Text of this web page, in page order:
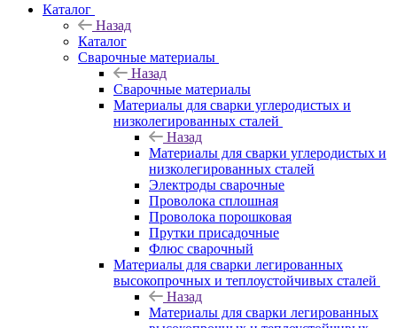
Каталог
Назад
Каталог
Сварочные материалы
Назад
Сварочные материалы
Материалы для сварки углеродистых и
низколегированных сталей
Назад
Материалы для сварки углеродистых и
низколегированных сталей
Электроды сварочные
Проволока сплошная
Проволока порошковая
Прутки присадочные
Флюс сварочный
Материалы для сварки легированных
высокопрочных и теплоустойчивых сталей
Назад
Материалы для сварки легированных